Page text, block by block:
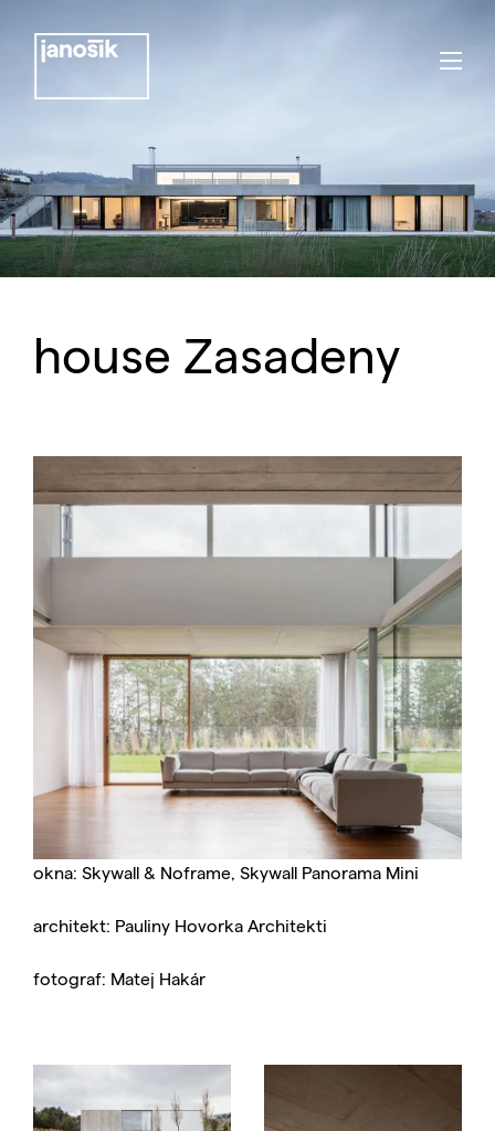
house Zasadeny
okna: Skywall & Noframe, Skywall Panorama Mini
architekt: Pauliny Hovorka Architekti
fotograf: Matej Hakár